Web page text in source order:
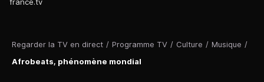
Regarder la TV en direct / Programme TV / Culture / Musique /
Afrobeats, phénomène mondial
france.tv